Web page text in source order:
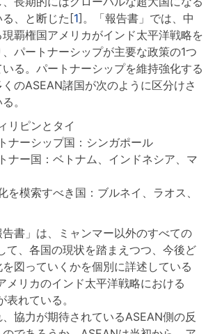
る、と断じた[1]。「報告書」では、中
覇権国アメリカがインド太平洋戦略を
パートナーシップが主要な政策の1つ
る。パートナーシップを維持強化する
のASEAN諸国が次のように区分けさ
。
リピンとタイ
ナーシップ国：シンガポール
ナー国：ベトナム、インドネシア、マ
を模索すべき国：ブルネイ、ラオス、
書」は、ミャンマー以外のすべての
て、各国の現状を踏まえつつ、今後ど
図っていくかを個別に詳述している
メリカのインド太平洋戦略における
れている。
協力が期待されているASEAN側の反